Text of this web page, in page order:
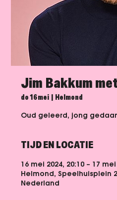
Jim Bakkum
do 16 mei Helmond
Oud geleerd, jong
TIJD EN LOCATIE
16 mei 2024, 20:10 – 17 mei
Helmond, Speelhuisplein
Nederland